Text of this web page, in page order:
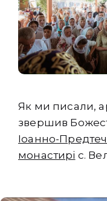
Як ми писали,
звершив
Іоанно-
монастирі с.